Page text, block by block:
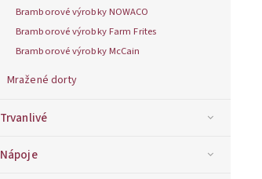
Bramborové výrobky NOWACO
Bramborové výrobky Farm Frites
Bramborové výrobky McCain
Mražené dorty
Trvanlivé
Nápoje